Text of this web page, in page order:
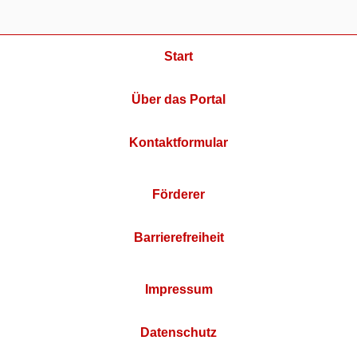
Start
Über das Portal
Kontaktformular
Förderer
Barrierefreiheit
Impressum
Datenschutz